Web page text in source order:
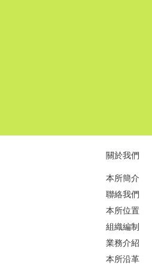
關於我們
本所簡介
聯絡我們
本所位置
組織編制
業務介紹
本所沿革